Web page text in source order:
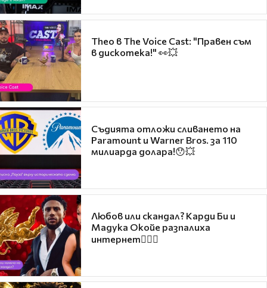
Theo в The Voice Cast: "Правен съм
в дискотека!" 👀💥
Съдията отложи сливането на
Paramount и Warner Bros. за 110
милиарда долара!😯💥
Любов или скандал? Карди Би и
Мадука Окойе разпалиха
интернет❤️‍🔥🔥